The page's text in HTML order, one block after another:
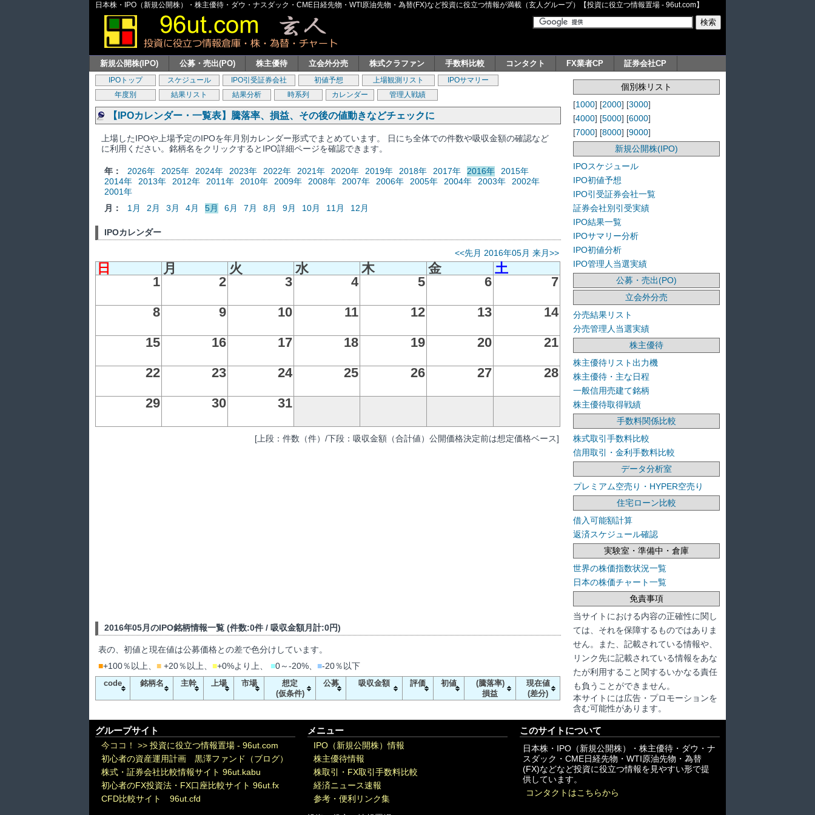
日本株・IPO（新規公開株）・株主優待・ダウ・ナスダック・CME日経先物・WTI原油先物・為替(FX)など投資に役立つ情報が満載（玄人グループ）【投資に役立つ情報置場 - 96ut.com】
新規公開株(IPO) 公募・売出(PO) 株主優待 立会外分売 株式クラファン 手数料比較 コンタクト FX業者CP 証券会社CP
IPOトップ スケジュール IPO引受証券会社 初値予想 上場観測リスト
IPOサマリー
年度別
結果リスト 結果分析 時系列 カレンダー 管理人戦績
【IPOカレンダー・一覧表】騰落率、損益、その後の値動きなどチェックに
上場したIPOや上場予定のIPOを年月別カレンダー形式でまとめています。 日にち全体での件数や吸収金額の確認など
に利用ください。銘柄名をクリックするとIPO詳細ページを確認できます。
年： 2026年 2025年 2024年 2023年 2022年 2021年 2020年 2019年 2018年 2017年 2016年
2015年
2014年
2013年 2012年 2011年 2010年 2009年 2008年 2007年 2006年 2005年 2004年 2003年
2002年
2001年
月：
1月 2月 3月 4月 5月 6月 7月 8月 9月 10月 11月 12月
IPOカレンダー
<<先月 2016年05月 来月>>
日 月 火 水 木 金
土
1
2 3 4 5 6
7
8
9 10 11 12 13
14
15
16 17 18 19 20
21
22
23 24 25 26 27
28
29
30 31
[上段：件数（件）/下段：吸収金額（合計値）公開価格決定前は想定価格ベース]
2016年05月のIPO銘柄情報一覧 (件数:0件 / 吸収金額月計:0円)
表の、初値と現在値は公募価格との差で色分けしています。
■+100％以上、 ■ +20％以上、 ■+0%より上、 ■0～-20%、 ■-20％以下
code 銘柄名 主幹 上場 市場
想定
(仮条件)
公募 吸収金額 評価 初値
(騰落率)
損益
現在値
(差分)
個別株リスト
[1000] [2000] [3000]
[4000] [5000] [6000]
[7000] [8000] [9000]
新規公開株(IPO)
IPOスケジュール
IPO初値予想
IPO引受証券会社一覧
証券会社別引受実績
IPO結果一覧
IPOサマリー分析
IPO初値分析
IPO管理人当選実績
公募・売出(PO)
立会外分売
分売結果リスト
分売管理人当選実績
株主優待
株主優待リスト出力機
株主優待・主な日程
一般信用売建て銘柄
株主優待取得戦績
手数料関係比較
株式取引手数料比較
信用取引・金利手数料比較
データ分析室
プレミアム空売り・HYPER空売り
住宅ローン比較
借入可能額計算
返済スケジュール確認
実験室・準備中・倉庫
世界の株価指数状況一覧
日本の株価チャート一覧
免責事項
当サイトにおける内容の正確性に関し
ては、それを保障するものではありま
せん。また、記載されている情報や、
リンク先に記載されている情報をあな
たが利用すること関するいかなる責任
も負うことができません。
本サイトには広告・プロモーションを
含む可能性があります。
グループサイト
今ココ！ >> 投資に役立つ情報置場 - 96ut.com
初心者の資産運用計画 黒澤ファンド（ブログ）
株式・証券会社比較情報サイト 96ut.kabu
初心者のFX投資法・FX口座比較サイト 96ut.fx
CFD比較サイト 96ut.cfd
メニュー
IPO（新規公開株）情報
株主優待情報
株取引・FX取引手数料比較
経済ニュース速報
参考・便利リンク集
このサイトについて
日本株・IPO（新規公開株）・株主優待・ダウ・ナ
スダック・CME日経先物・WTI原油先物・為替
(FX)などなど投資に役立つ情報を見やすい形で提
供しています。
コンタクトはこちらから